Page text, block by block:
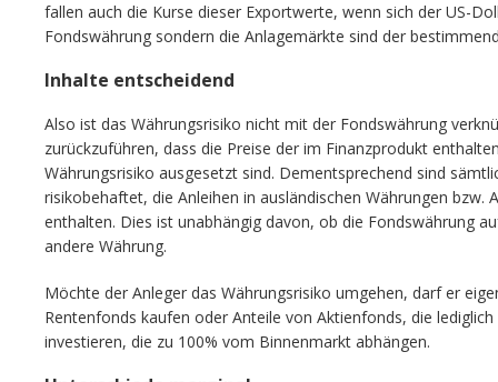
fallen auch die Kurse dieser Exportwerte, wenn sich der US-
Fondswährung sondern die Anlagemärkte sind der
Inhalte entscheidend
Also ist das Währungsrisiko nicht mit der Fondswährung
zurückzuführen, dass die Preise der im Finanzprodukt
Währungsrisiko ausgesetzt sind. Dementsprechend sind
risikobehaftet, die Anleihen in ausländischen Währungen bzw.
enthalten. Dies ist unabhängig davon, ob die Fondswährung
andere Währung.
Möchte der Anleger das Währungsrisiko umgehen, darf er
Rentenfonds kaufen oder Anteile von Aktienfonds, die
investieren, die zu 100% vom Binnenmarkt abhängen.